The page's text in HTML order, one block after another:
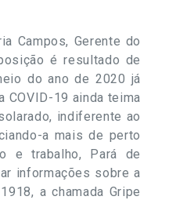
Campos, Gerente do
é resultado de
do ano de 2020 já
COVID-19 ainda teima
indiferente ao
a mais de perto
e trabalho, Pará de
informações sobre a
a chamada Gripe